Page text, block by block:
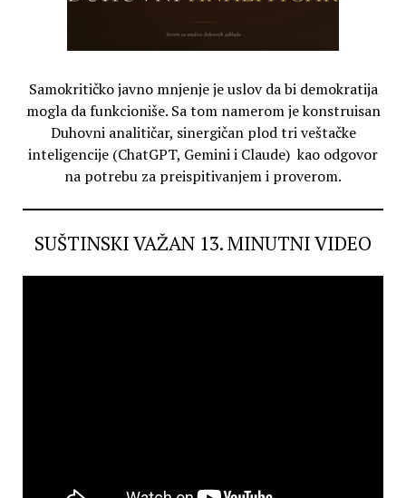
Samokritičko javno mnjenje je uslov da bi demokratija
mogla da funkcioniše. Sa tom namerom je konstruisan
Duhovni analitičar, sinergičan plod tri veštačke
inteligencije (ChatGPT, Gemini i Claude) kao odgovor
na potrebu za preispitivanjem i proverom.
SUŠTINSKI VAŽAN 13. MINUTNI VIDEO